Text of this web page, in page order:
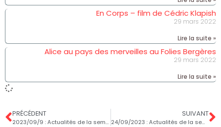
En Corps – film de Cédric Klapish
29 mars 2022
Lire la suite »
Alice au pays des merveilles au Folies Bergères
29 mars 2022
Lire la suite »
PRÉCÉDENT
2023/09/9 : Actualités de la semaine
SUIVANT
24/09/2023 : Actualités de la semaine